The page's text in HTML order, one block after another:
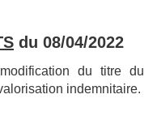
du 08/04/2022
du titre du
indemnitaire.